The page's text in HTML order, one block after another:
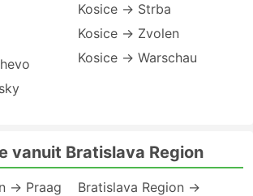
Kosice → Strba
Kosice → Zvolen
Kosice → Warschau
vanuit Bratislava Region
→ Praag
Bratislava Region →